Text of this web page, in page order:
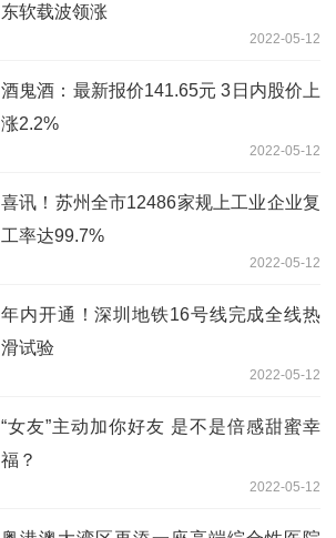
东软载波领涨
2022-05-12
酒鬼酒：最新报价141.65元 3日内股价上
涨2.2%
2022-05-12
喜讯！苏州全市12486家规上工业企业复
工率达99.7%
2022-05-12
年内开通！深圳地铁16号线完成全线热
滑试验
2022-05-12
“女友”主动加你好友 是不是倍感甜蜜幸
福？
2022-05-12